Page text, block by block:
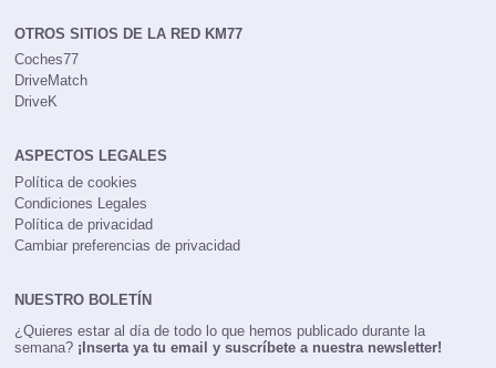
OTROS SITIOS DE LA RED KM77
Coches77
DriveMatch
DriveK
ASPECTOS LEGALES
Política de cookies
Condiciones Legales
Política de privacidad
Cambiar preferencias de privacidad
NUESTRO BOLETÍN
¿Quieres estar al día de todo lo que hemos publicado durante la
semana? ¡Inserta ya tu email y suscríbete a nuestra newsletter!